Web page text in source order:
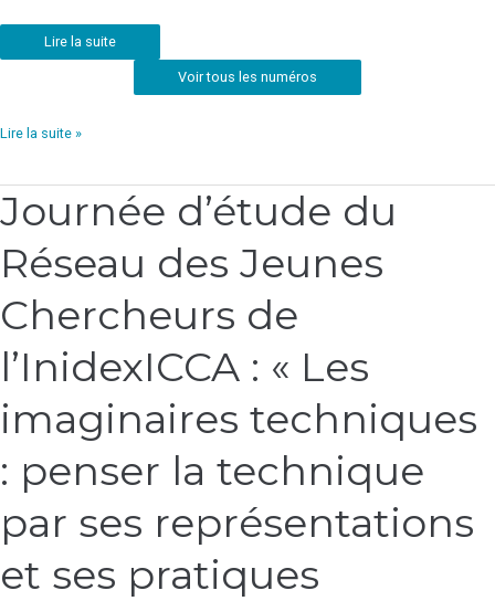
Lire la suite
Voir tous les numéros
Lire la suite »
Journée d’étude du
Réseau des Jeunes
Chercheurs de
l’InidexICCA : « Les
imaginaires techniques
: penser la technique
par ses représentations
et ses pratiques
Journée
d’étude
du
Réseau
des
Jeunes
Chercheurs
l’InidexICCA
Les
techniques
penser